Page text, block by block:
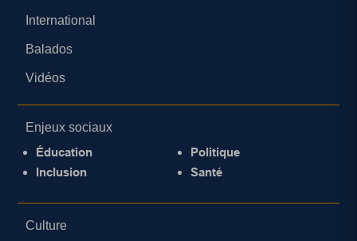
International
Balados
Vidéos
Enjeux sociaux
Éducation
Inclusion
Politique
Santé
Culture